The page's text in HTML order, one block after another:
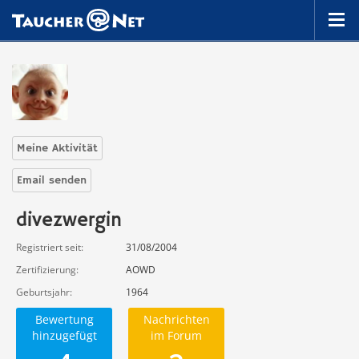
Meine Aktivität
Email senden
divezwergin
Registriert seit
31/08/2004
Zertifizierung
AOWD
Geburtsjahr
1964
Bewertung
hinzugefügt
Nachrichten
im Forum